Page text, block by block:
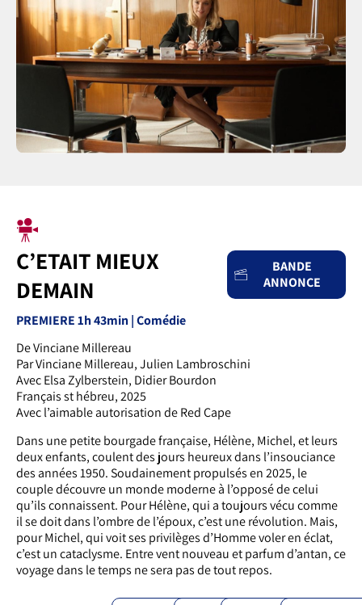
C’ETAIT MIEUX
DEMAIN
BANDE
ANNONCE
PREMIERE 1h 43min | Comédie
De Vinciane Millereau
Par Vinciane Millereau, Julien Lambroschini
Avec Elsa Zylberstein, Didier Bourdon
Français st hébreu, 2025
Avec l’aimable autorisation de Red Cape
Dans une petite bourgade française, Hélène, Michel, et leurs
deux enfants, coulent des jours heureux dans l’insouciance
des années 1950. Soudainement propulsés en 2025, le
couple découvre un monde moderne à l’opposé de celui
qu’ils connaissent. Pour Hélène, qui a toujours vécu comme
il se doit dans l’ombre de l’époux, c’est une révolution. Mais,
pour Michel, qui voit ses privilèges d’Homme voler en éclat,
c’est un cataclysme. Entre vent nouveau et parfum d’antan, ce
voyage dans le temps ne sera pas de tout repos.